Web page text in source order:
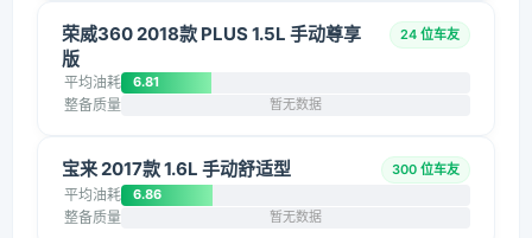
荣威360 2018款 PLUS 1.5L 手动尊享
版
24 位车友
平均油耗 6.81
整备质量 暂无数据
宝来 2017款 1.6L 手动舒适型 300 位车友
平均油耗 6.86
整备质量 暂无数据